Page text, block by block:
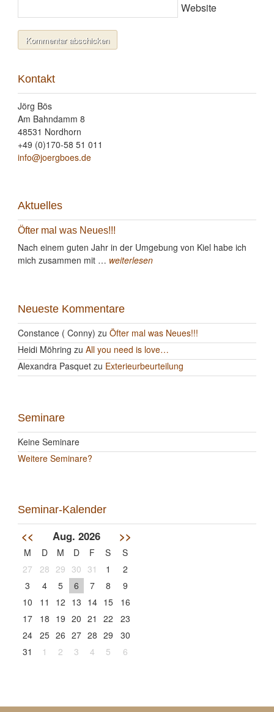
Website
Kontakt
Jörg Bös
Am Bahndamm 8
48531 Nordhorn
+49 (0)170-58 51 011
info@joergboes.de
Aktuelles
Öfter mal was Neues!!!
Nach einem guten Jahr in der Umgebung von Kiel habe ich
mich zusammen mit … weiterlesen
Neueste Kommentare
Constance ( Conny) zu Öfter mal was Neues!!!
Heidi Möhring zu All you need is love…
Alexandra Pasquetzu Exterieurbeurteilung
Seminare
Keine Seminare
Weitere Seminare?
Seminar-Kalender
<< Aug. 2026 >>
M D M D F S
S
27
28 29 30 31 1
2
3
4 5 6 7 8
9
10
11 12 13 14 15
16
17
18 19 20 21 22
23
24
25 26 27 28 29
30
31
1 2 3 4 5 6